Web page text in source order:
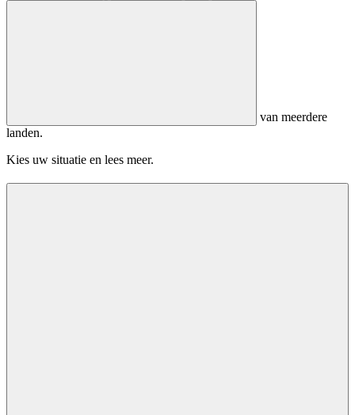
van meerdere
landen.
Kies uw situatie en lees meer.